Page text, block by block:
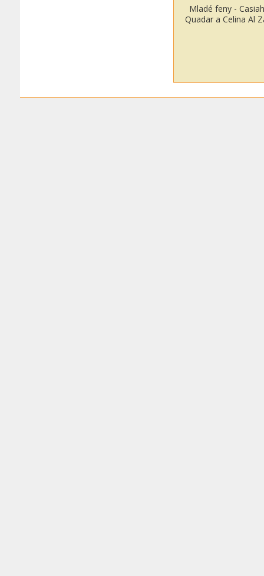
Mladé feny -
Quadar a Celina Al